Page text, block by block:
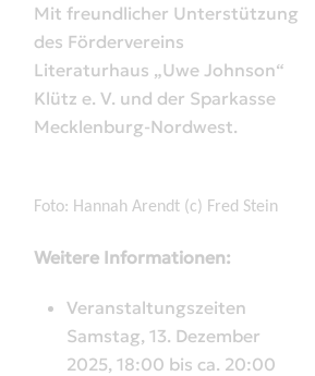
Mit freundlicher Unterstützung
des Fördervereins
Literaturhaus „Uwe Johnson“
Klütz e. V. und der Sparkasse
Mecklenburg-Nordwest.
Foto: Hannah Arendt (c) Fred Stein
Weitere Informationen:
Veranstaltungszeiten
Samstag, 13. Dezember
2025, 18:00 bis ca. 20:00